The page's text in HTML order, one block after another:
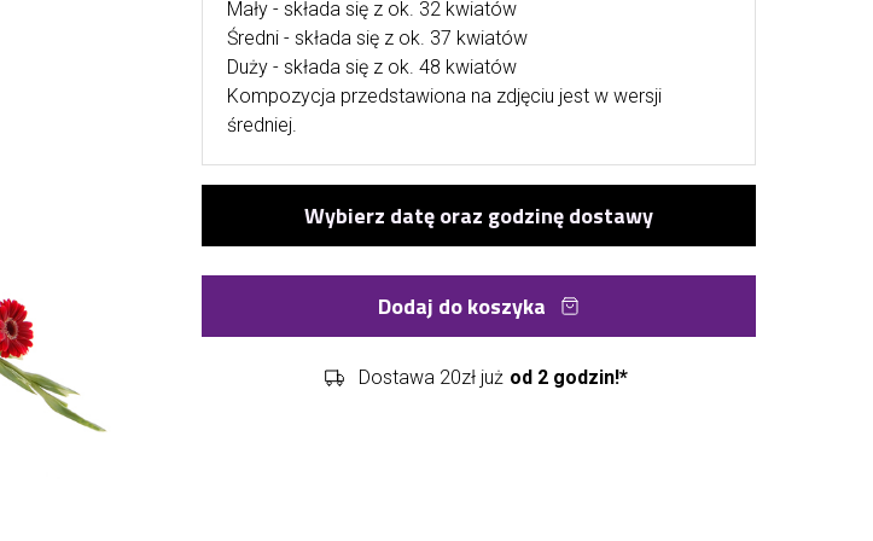
Mały - składa się z ok. 32 kwiatów
Średni - składa się z ok. 37 kwiatów
Duży - składa się z ok. 48 kwiatów
Kompozycja przedstawiona na zdjęciu jest w wersji
średniej.
Dodaj do koszyka
Dostawa 20zł już od 2 godzin!*